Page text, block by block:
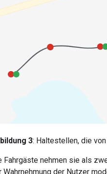
3: Haltestellen, die
Fahrgäste nehmen sie als
Wahrnehmung der Nutzer